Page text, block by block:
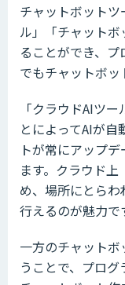
チャットボット
ル」「チャット
ることができ、
でもチャットボッ
「クラウドAIツ
とによってAIが
トが常にアップ
ます。クラウド
め、場所にとら
行えるのが魅力で
一方のチャット
うことで、プロ